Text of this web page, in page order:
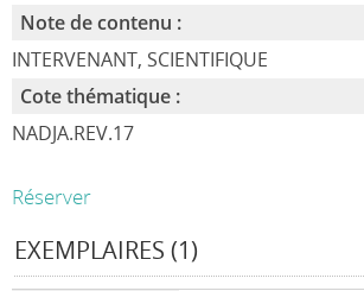
Note de contenu :
INTERVENANT, SCIENTIFIQUE
Cote thématique :
NADJA.REV.17
Réserver
EXEMPLAIRES (1)